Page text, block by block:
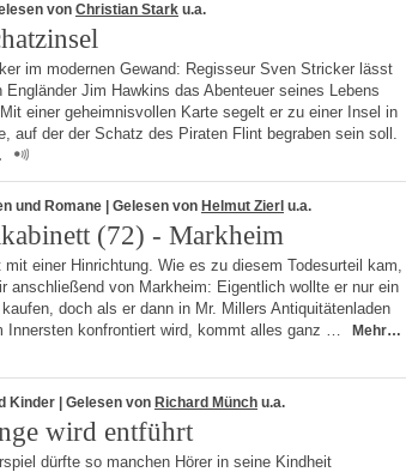
von Christian Stark u.a.
im modernen Gewand: Regisseur Sven Stricker lässt
Engländer Jim Hawkins das Abenteuer seines Lebens
einer geheimnisvollen Karte segelt er zu einer Insel in
auf der der Schatz des Piraten Flint begraben sein soll.
und Romane | Gelesen von Helmut Zierl u.a.
(72) - Markheim
mit einer Hinrichtung. Wie es zu diesem Todesurteil kam,
anschließend von Markheim: Eigentlich wollte er nur ein
doch als er dann in Mr. Millers Antiquitätenladen
Innersten konfrontiert wird, kommt alles ganz …
Mehr…
Kinder | Gelesen von Richard Münch u.a.
wird entführt
dürfte so manchen Hörer in seine Kindheit